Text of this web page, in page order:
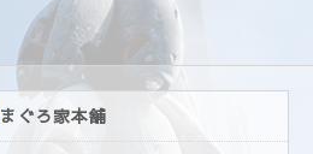
まぐろ家本舗